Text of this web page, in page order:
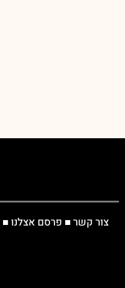
צור קשר■ פרסם אצלנו■